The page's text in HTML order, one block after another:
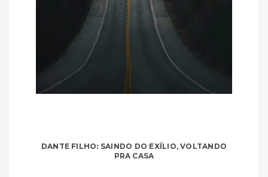
DANTE FILHO: SAINDO DO EXÍLIO, VOLTANDO
PRA CASA